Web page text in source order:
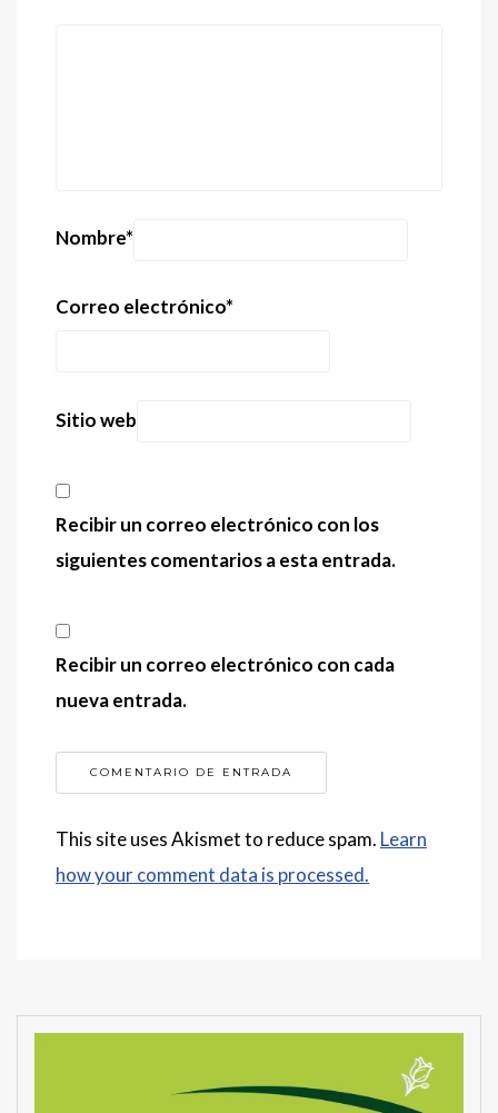
Nombre*
Correo electrónico*
Sitio web
Recibir un correo electrónico con los
siguientes comentarios a esta entrada.
Recibir un correo electrónico con cada
nueva entrada.
This site uses Akismet to reduce spam. Learn
how your comment data is processed.